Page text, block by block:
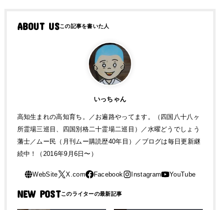
ABOUT US
いっちゃん
高知生まれの高知育ち。／お遍路やってます。（四国八十八ヶ
所霊場三巡目、四国別格二十霊場二巡目）／水曜どうでしょう
藩士／ムー民（月刊ムー購読歴40年目）／ブログは毎日更新継
続中！（2016年9月6日〜）
NEW POST